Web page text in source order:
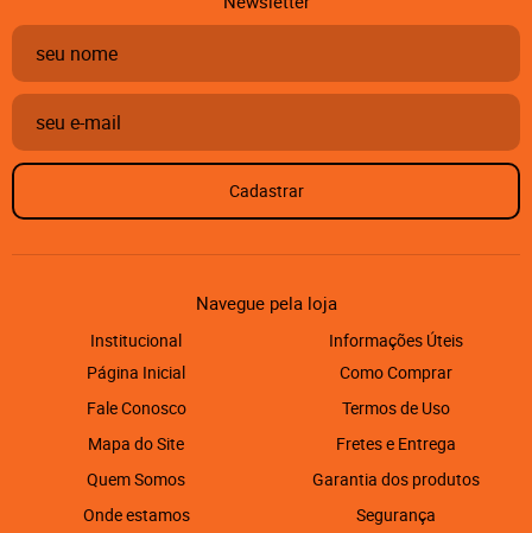
Cadastrar
Navegue pela loja
Institucional
Página Inicial
Fale Conosco
Mapa do Site
Quem Somos
Onde estamos
Informações Úteis
Como Comprar
Termos de Uso
Fretes e Entrega
Garantia dos produtos
Segurança